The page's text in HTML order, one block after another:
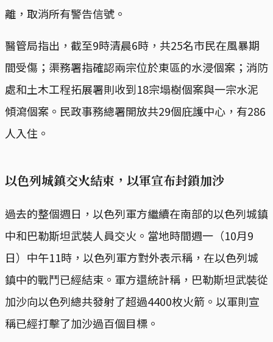
離，取消所有警告信號。
醫管局指出，截至9時清晨6時，共25名市民在風暴期
間受傷；渠務署指確認兩宗位於東區的水浸個案；消防
處和土木工程拓展署則收到18宗塌樹個案與一宗水泥
傾瀉個案。民政事務總署開放共29個庇護中心，有286
人入住。
以色列城鎮交火結束，以軍宣布封鎖加沙
過去的整個週日，以色列軍方繼續在南部的以色列城鎮
中和巴勒斯坦武裝人員交火。當地時間週一（10月9
日）中午11時，以色列軍方對外表示稱，在以色列城
鎮中的戰鬥已經結束。軍方還統計稱，巴勒斯坦武裝從
加沙向以色列總共發射了超過4400枚火箭。以軍則宣
稱已經打擊了加沙過百個目標。